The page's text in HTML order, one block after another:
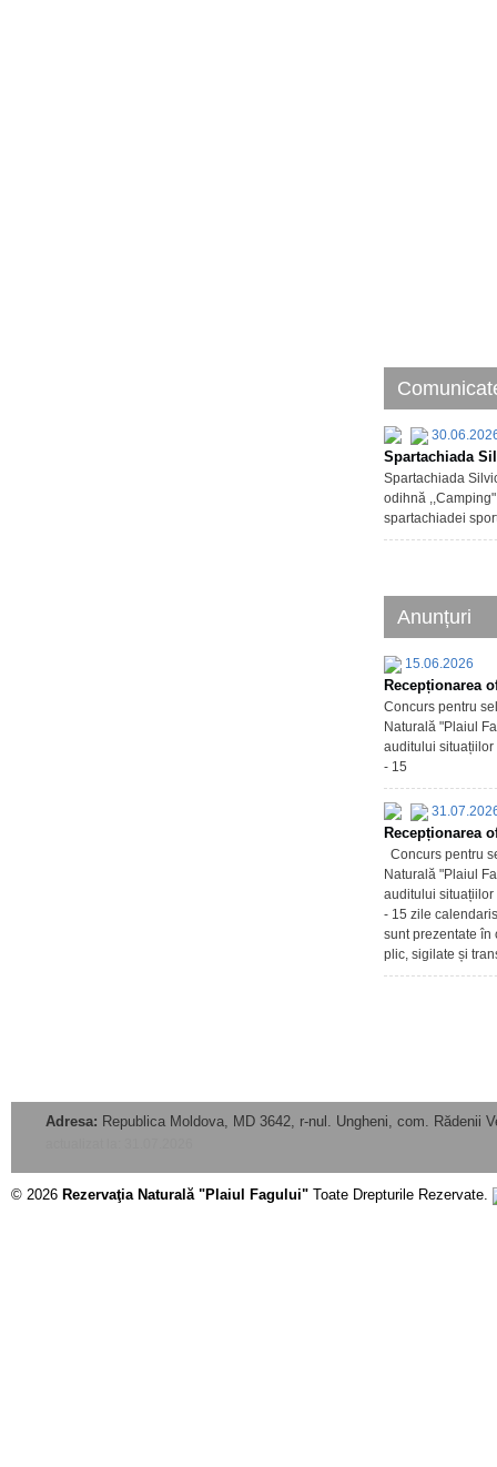
Spartachiada
Spartachiada
odihnă
spartachiadei
Anunțuri
15.06.2026
Recepționarea
Concurs pentru
Naturală "Plaiul
auditului situațiilor
- 15
Recepționarea
Concurs pentru
Naturală "Plaiul
auditului situațiilor
- 15 zile
sunt prezentate în
plic, sigilate și
Adresa: Republica Moldova, MD 3642, r-nul. Ungheni, com. Rădenii
© 2026 Rezervaţia Naturală "Plaiul Fagului" Toate Drepturile Rezervate.